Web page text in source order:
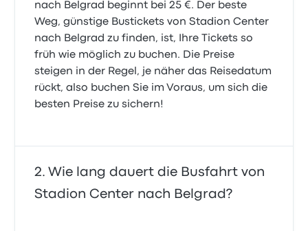
nach Belgrad beginnt bei 25 €. Der beste
Weg, günstige Bustickets von Stadion Center
nach Belgrad zu finden, ist, Ihre Tickets so
früh wie möglich zu buchen. Die Preise
steigen in der Regel, je näher das Reisedatum
rückt, also buchen Sie im Voraus, um sich die
besten Preise zu sichern!
Wie lang dauert die Busfahrt von
Stadion Center nach Belgrad?